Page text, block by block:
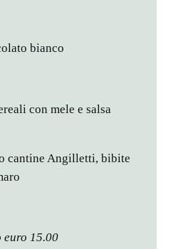
bianco
con mele e salsa
cantine Angilletti, bibite
euro 15.00